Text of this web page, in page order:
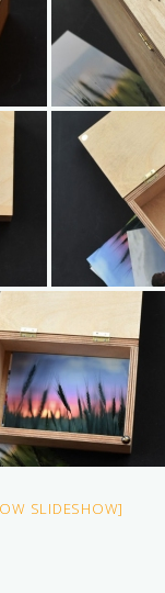
SLIDESHOW]